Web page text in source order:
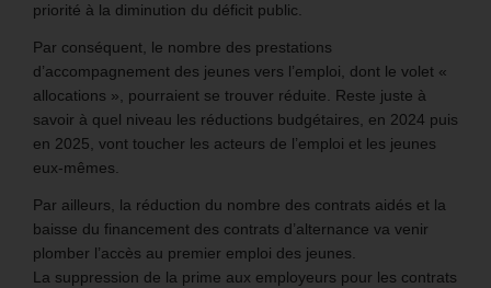
priorité à la diminution du déficit public.
Par conséquent, le nombre des prestations
d’accompagnement des jeunes vers l’emploi, dont le volet «
allocations », pourraient se trouver réduite. Reste juste à
savoir à quel niveau les réductions budgétaires, en 2024 puis
en 2025, vont toucher les acteurs de l’emploi et les jeunes
eux-mêmes.
Par ailleurs, la réduction du nombre des contrats aidés et la
baisse du financement des contrats d’alternance va venir
plomber l’accès au premier emploi des jeunes.
La suppression de la prime aux employeurs pour les contrats